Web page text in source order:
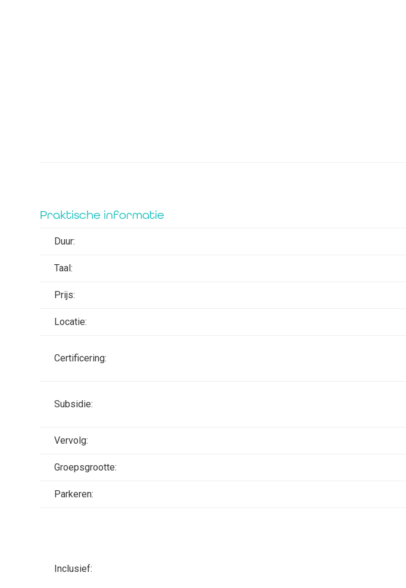
Praktische informatie
Duur:
Taal:
Prijs:
Locatie:
Certificering:
Subsidie:
Vervolg:
Groepsgrootte:
Parkeren:
Inclusief: